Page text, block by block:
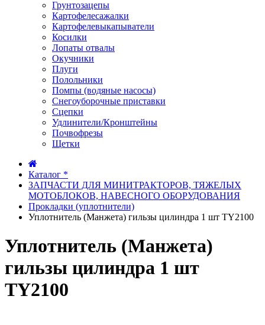
Грунтозацепы
Картофелесажалки
Картофелевыкапыватели
Косилки
Лопаты отвалы
Окучники
Плуги
Полольники
Помпы (водяные насосы)
Снегоуборочные приставки
Сцепки
Удлинители/Кронштейны
Почвофрезы
Щетки
Каталог *
ЗАПЧАСТИ ДЛЯ МИНИТРАКТОРОВ, ТЯЖЕЛЫХ
МОТОБЛОКОВ, НАВЕСНОГО ОБОРУДОВАНИЯ
Прокладки (уплотнители)
Уплотнитель (Манжета) гильзы цилиндра 1 шт TY2100
Уплотнитель (Манжета)
гильзы цилиндра 1 шт
TY2100